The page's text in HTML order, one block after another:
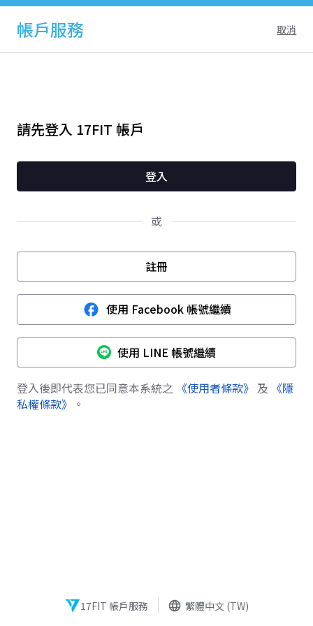
帳戶服務 取消
請先登入 17FIT 帳戶
登入
或
註冊
使用 Facebook 帳號繼續
使用 LINE 帳號繼續
登入後即代表您已同意本系統之 《使用者條款》 及 《隱
私權條款》 。
17FIT 帳戶服務 language 繁體中文 (TW)